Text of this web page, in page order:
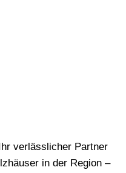
verlässlicher Partner
in der Region –